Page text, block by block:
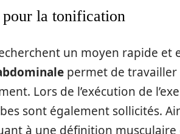
la tonification
un moyen rapide et
permet de
Lors de l’exécution de
sont également sollicités.
à une définition musculaire